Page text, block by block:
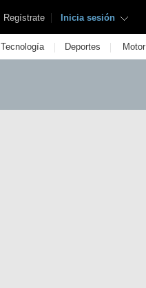
Regístrate | Inicia sesión
Tecnología | Deportes | Motor